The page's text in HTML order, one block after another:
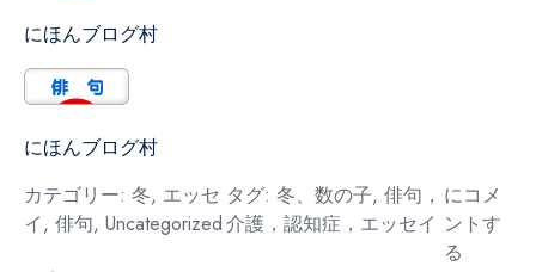
にほんブログ村
にほんブログ村
カテゴリー: 冬, エッセ
イ, 俳句, Uncategorized
タグ: 冬、数の子, 俳句，
介護，認知症，エッセイ
数
の
子
にコメ
ントす
る